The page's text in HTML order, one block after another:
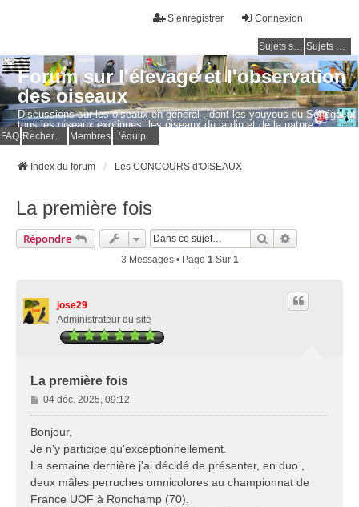
Connexion
S’enregistrer
Sujets sans réponse Sujets actifs
Forum sur l'élevage et l'observation
des oiseaux
Discussions sur les oiseaux en général , dont les youyous du Sénégal et
tous les oiseaux exotiques, les oiseaux du jardin et de la nature.
Questions, photos, expériences.
FAQ Membres
Index du forum Les CONCOURS d'OISEAUX
La première fois
Répondre Rechercher
3 Messages • Page 1 Sur 1
jose29
Administrateur du site
La première fois
M
e
s
g
e
04 déc. 2025, 09:12
Bonjour,
Je n'y participe qu'exceptionnellement.
La semaine dernière j'ai décidé de présenter, en duo ,
deux mâles perruches omnicolores au championnat de
France UOF à Ronchamp (70).